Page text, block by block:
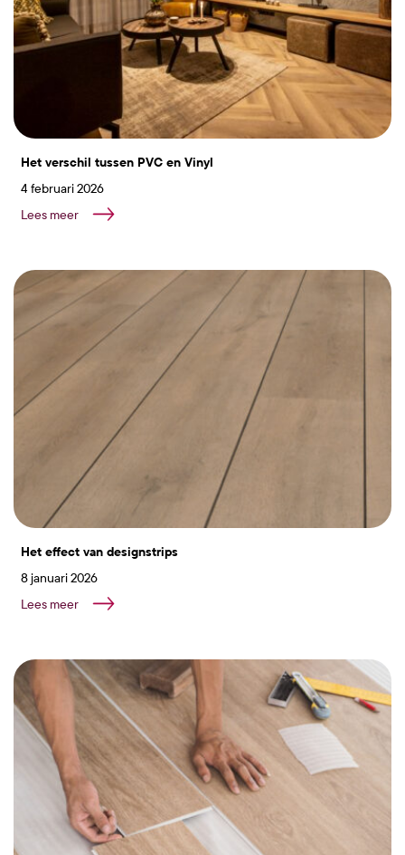
Het verschil tussen PVC en Vinyl
4 februari 2026
Lees meer
Het effect van designstrips
8 januari 2026
Lees meer